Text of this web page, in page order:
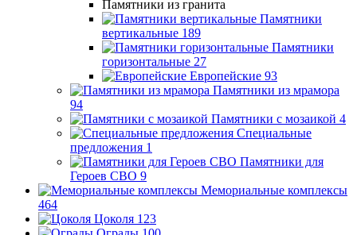
Памятники из гранита
Памятники
вертикальные 189
Памятники
горизонтальные 27
Европейские 93
Памятники из мрамора
94
Памятники с мозаикой 4
Специальные
предложения 1
Памятники для
Героев СВО 9
Мемориальные комплексы
464
Цоколя 123